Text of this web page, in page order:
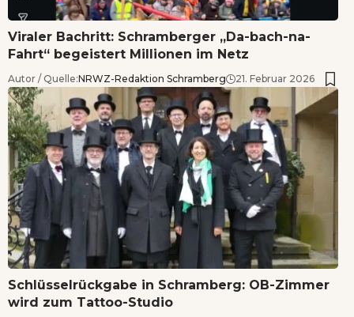
Viraler Bachritt: Schramberger „Da-bach-na-
Fahrt“ begeistert Millionen im Netz
Autor / Quelle:NRWZ-Redaktion Schramberg 21. Februar 2026
Schlüsselrückgabe in Schramberg: OB-Zimmer
wird zum Tattoo-Studio